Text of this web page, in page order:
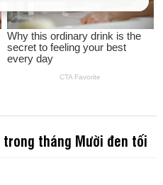
tháng Mười đen tối